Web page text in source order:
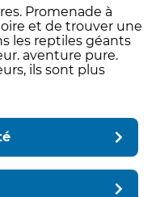
Promenade à
et de trouver une
les reptiles géants
aventure pure.
ils sont plus